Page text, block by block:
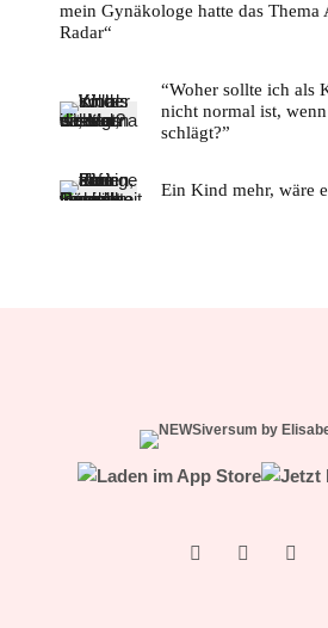
mein Gynäkologe hatte das Thema
Radar“
“Woher sollte ich als
nicht normal ist,
schlägt?”
Ein Kind mehr, wäre